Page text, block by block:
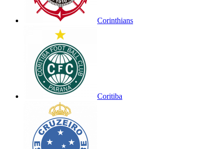
Corinthians
Coritiba